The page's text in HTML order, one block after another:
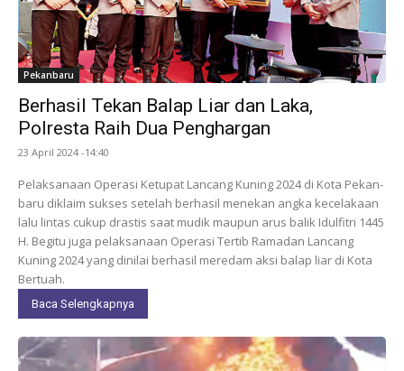
Pekanbaru
Berhasil Tekan Balap Liar dan Laka,
Polresta Raih Dua Penghargan
23 April 2024 -14:40
Pelaksanaan Operasi Ketupat Lancang Kuning 2024 di Kota Pe­kan­
baru diklaim sukses setelah berhasil menekan angka kecelakaan
lalu lintas cukup drastis saat mudik maupun arus balik Idulfitri 1445
H. Begitu juga pe­laksanaan Operasi Tertib Ramadan Lancang
Kuning 2024 yang dinilai berhasil meredam aksi balap liar di Kota
Bertuah.
Baca Selengkapnya